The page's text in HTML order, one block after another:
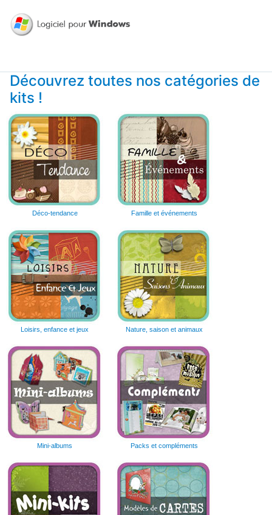
Découvrez toutes nos catégories de
kits !
Déco-tendance Famille et événements
Loisirs, enfance et jeux Nature, saison et animaux
Mini-albums Packs et compléments